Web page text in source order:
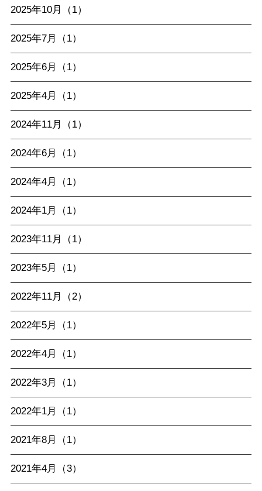
2025年10月（1）
2025年7月（1）
2025年6月（1）
2025年4月（1）
2024年11月（1）
2024年6月（1）
2024年4月（1）
2024年1月（1）
2023年11月（1）
2023年5月（1）
2022年11月（2）
2022年5月（1）
2022年4月（1）
2022年3月（1）
2022年1月（1）
2021年8月（1）
2021年4月（3）